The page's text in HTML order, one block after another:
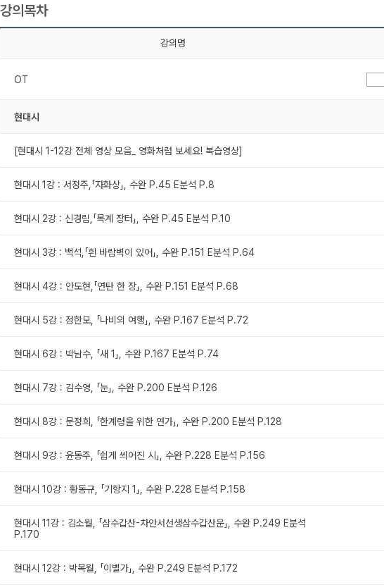
강의목차
강의명
OT
현대시
[현대시 1-12강 전체 영상 모음_ 영화처럼 보세요! 복습영상]
현대시 1강 : 서정주,「자화상」, 수완 P.45 E분석 P.8
현대시 2강 : 신경림,「목계 장터」, 수완 P.45 E분석 P.10
현대시 3강 : 백석,「흰 바람벽이 있어」, 수완 P.151 E분석 P.64
현대시 4강 : 안도현,「연탄 한 장」, 수완 P.151 E분석 P.68
현대시 5강 : 정한모, 「나비의 여행」, 수완 P.167 E분석 P.72
현대시 6강 : 박남수, 「새 1」, 수완 P.167 E분석 P.74
현대시 7강 : 김수영, 「눈」, 수완 P.200 E분석 P.126
현대시 8강 : 문정희, 「한계령을 위한 연가」, 수완 P.200 E분석 P.128
현대시 9강 : 윤동주, 「쉽게 씌어진 시」, 수완 P.228 E분석 P.156
현대시 10강 : 황동규, 「기항지 1」, 수완 P.228 E분석 P.158
현대시 11강 : 김소월, 「삼수갑산-차안서선생삼수갑산운」, 수완 P.249 E분석
P.170
현대시 12강 : 박목월, 「이별가」, 수완 P.249 E분석 P.172